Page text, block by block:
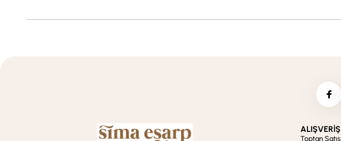
ALIŞVERİŞ
Toptan Satış